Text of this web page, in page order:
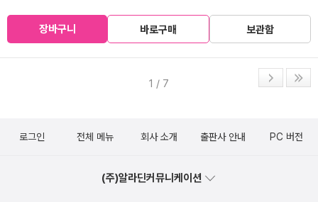
장바구니 바로구매 보관함
1 / 7
로그인 전체 메뉴 회사 소개 출판사 안내 PC 버전
(주)알라딘커뮤니케이션